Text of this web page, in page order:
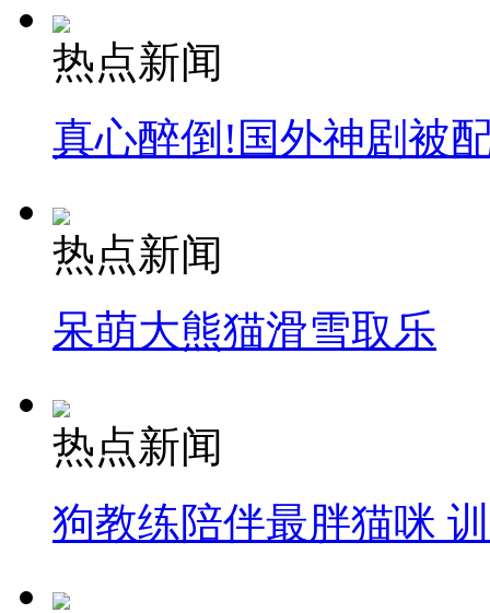
热点新闻
真心醉倒!国外神剧被
热点新闻
呆萌大熊猫滑雪取乐
热点新闻
狗教练陪伴最胖猫咪